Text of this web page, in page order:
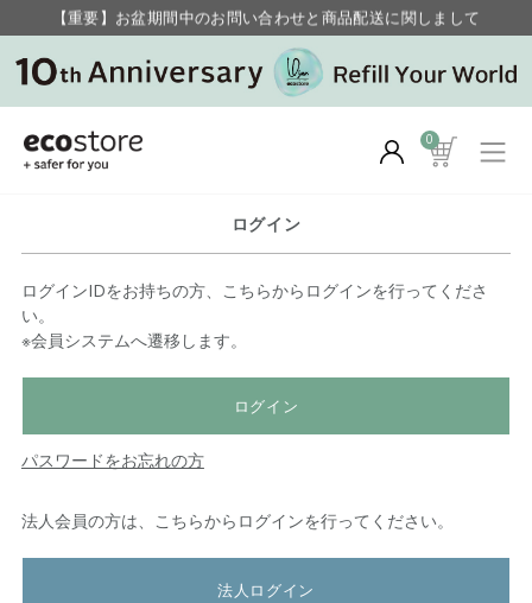
【重要】お盆期間中のお問い合わせと商品配送に関しまして
毎月お得にポイントが貯まる！ “月のポイントアップデー”
0
ログイン
ログインIDをお持ちの方、こちらからログインを行ってくださ
い。
※会員システムへ遷移します。
ログイン
パスワードをお忘れの方
法人会員の方は、こちらからログインを行ってください。
法人ログイン